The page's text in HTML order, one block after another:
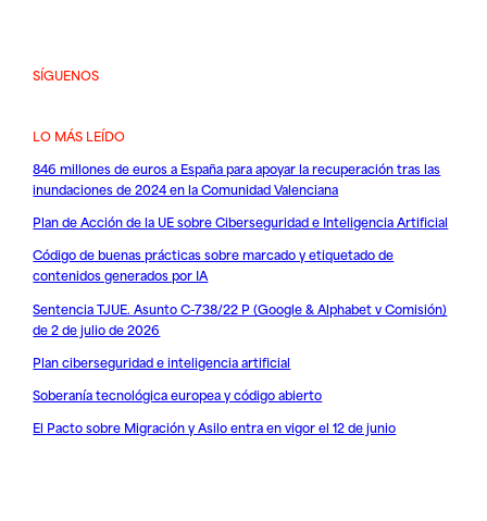
SÍGUENOS
LO MÁS LEÍDO
846 millones de euros a España para apoyar la recuperación tras las
inundaciones de 2024 en la Comunidad Valenciana
Plan de Acción de la UE sobre Ciberseguridad e Inteligencia Artificial
Código de buenas prácticas sobre marcado y etiquetado de
contenidos generados por IA
Sentencia TJUE. Asunto C-738/22 P (Google & Alphabet v Comisión)
de 2 de julio de 2026
Plan ciberseguridad e inteligencia artificial
Soberanía tecnológica europea y código abierto
El Pacto sobre Migración y Asilo entra en vigor el 12 de junio